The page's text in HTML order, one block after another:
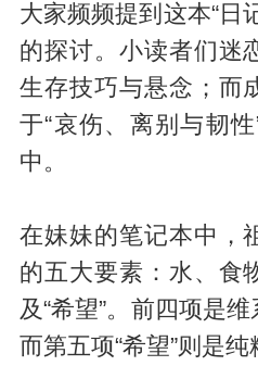
大家频频提到这本“日
的探讨。小读者们迷
生存技巧与悬念；而
于“哀伤、离别与韧
中。
在妹妹的笔记本中，
的五大要素：水、食
及“希望”。前四项是
而第五项“希望”则是纯